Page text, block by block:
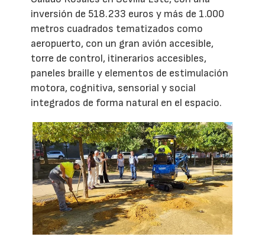
inversión de 518.233 euros y más de 1.000
metros cuadrados tematizados como
aeropuerto, con un gran avión accesible,
torre de control, itinerarios accesibles,
paneles braille y elementos de estimulación
motora, cognitiva, sensorial y social
integrados de forma natural en el espacio.